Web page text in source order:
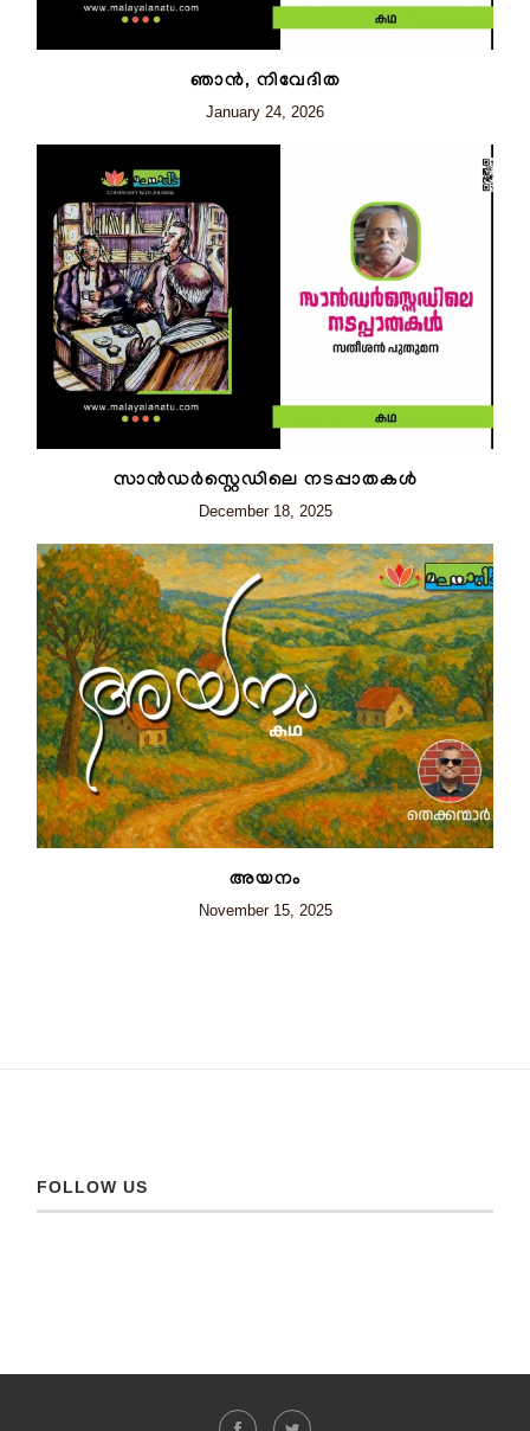
ഞാന്‍, നിവേദിത
January 24, 2026
സാൻഡർസ്റ്റെഡിലെ നടപ്പാതകൾ
December 18, 2025
അയനം
November 15, 2025
FOLLOW US